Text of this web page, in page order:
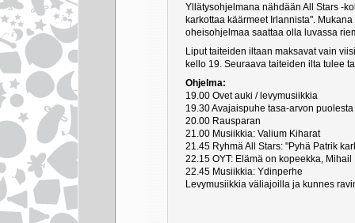
Yllätysohjelmana nähdään All Stars -
karkottaa käärmeet Irlannista".
oheisohjelmaa saattaa olla luvassa
Liput taiteiden iltaan maksavat vain
kello 19. Seuraava taiteiden ilta tulee
Ohjelma:
19.00 Ovet auki / levymusiikkia
19.30 Avajaispuhe tasa-arvon puolesta
20.00 Rausparan
21.00 Musiikkia: Valium Kiharat
21.45 Ryhmä All Stars: "Pyhä Patrik
22.15 OYT: Elämä on kopeekka, Mihail
22.45 Musiikkia: Ydinperhe
Levymusiikkia väliajoilla ja kunnes